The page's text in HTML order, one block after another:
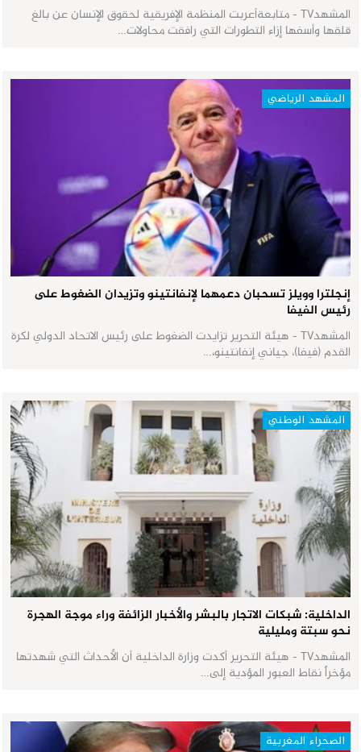
المشهدTV - متابعةأعربت المنظمة الإفريقية لحقوق الإنسان عن بالغ
قلقها وأسفها إزاء التطورات التي رافقت محاولات…
المشهد الرياضي
إنجلترا وويلز تسحبان دعمهما لإنفانتينو وتزيدان الضغوط على
رئيس الفيفا
المشهدTV - هيئة التحرير تزايدت الضغوط على رئيس الاتحاد الدولي لكرة
القدم (فيفا)، جياني إنفانتينو،…
المشهد الوطني
الداخلية: شبكات الاتجار بالبشر والأخبار الزائفة وراء موجة الهجرة
نحو سبتة ومليلية
المشهدTV - هيئة التحرير أكدت وزارة الداخلية أن الأحداث التي شهدتها
مؤخراً نقاط العبور المؤدية إلى…
الصحراء المغربية